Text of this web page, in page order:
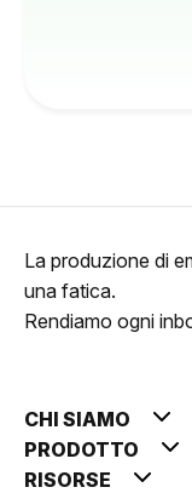
La produzione di
una fatica.
Rendiamo ogni
CHI SIAMO
PRODOTTO
RISORSE